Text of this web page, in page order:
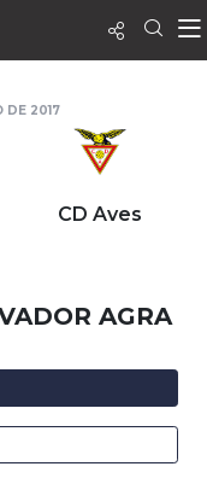
DE 2017
CD Aves
AGRA